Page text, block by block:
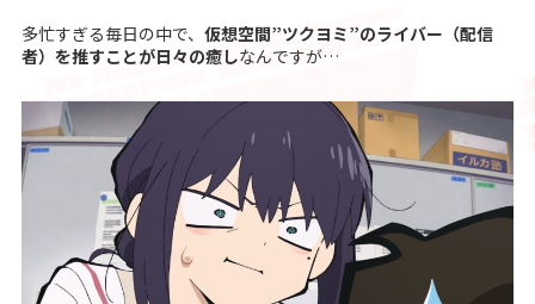
多忙すぎる毎日の中で、仮想空間”ツクヨミ”のライバー（配信
者）を推すことが日々の癒しなんですが…